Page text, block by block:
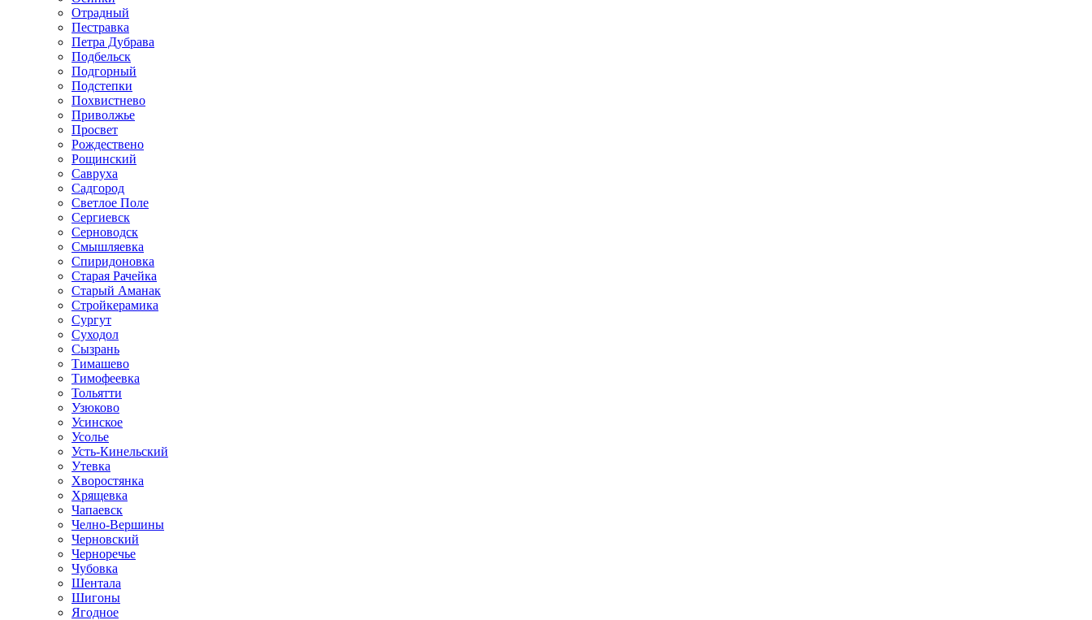
Отрадный
Пестравка
Петра Дубрава
Подбельск
Подгорный
Подстепки
Похвистнево
Приволжье
Просвет
Рождествено
Рощинский
Савруха
Садгород
Светлое Поле
Сергиевск
Серноводск
Смышляевка
Спиридоновка
Старая Рачейка
Старый Аманак
Стройкерамика
Сургут
Суходол
Сызрань
Тимашево
Тимофеевка
Тольятти
Узюково
Усинское
Усолье
Усть-Кинельский
Утевка
Хворостянка
Хрящевка
Чапаевск
Челно-Вершины
Черновский
Черноречье
Чубовка
Шентала
Шигоны
Ягодное